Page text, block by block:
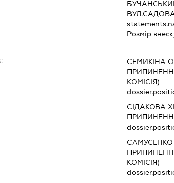
Розмір
СЕМИКІНА
КОМІСІЯ)
СІДАКОВА
САМУСЕНКО
КОМІСІЯ)